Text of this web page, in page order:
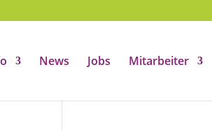
News Jobs Mitarbeiter